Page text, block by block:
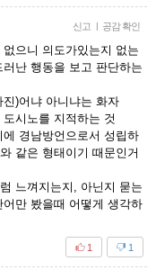
신고 | 공감 확인
으니 의도가있는지 없는
난 행동을 보고 판단하는
)어냐 아니냐는 화자
시노를 지적하는 것
경남방언으로서 성립하
같은 형태이기 때문인거
느껴지는지, 아닌지 묻는
만 봤을때 어떻게 생각하
1
1